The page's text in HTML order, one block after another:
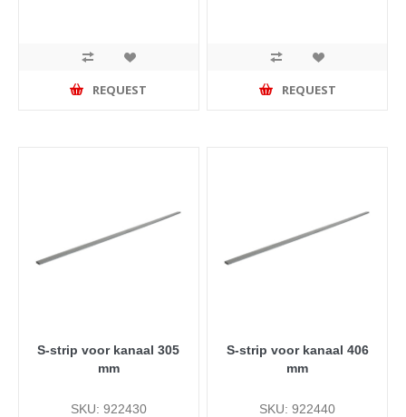
REQUEST REQUEST
S-strip voor kanaal 305
mm
SKU: 922430
S-strip voor kanaal 406
mm
SKU: 922440